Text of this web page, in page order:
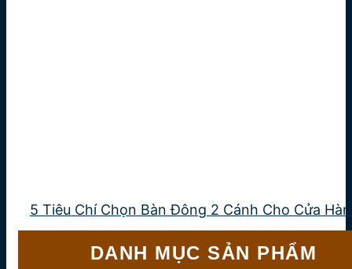
5 Tiêu Chí Chọn Bàn Đông 2 Cánh Cho Cửa
DANH MỤC SẢN PHẨM